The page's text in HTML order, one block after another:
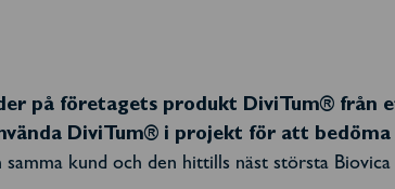
på företagets produkt DiviTum® från
DiviTum® i projekt för att bedöma
kund och den hittills näst största